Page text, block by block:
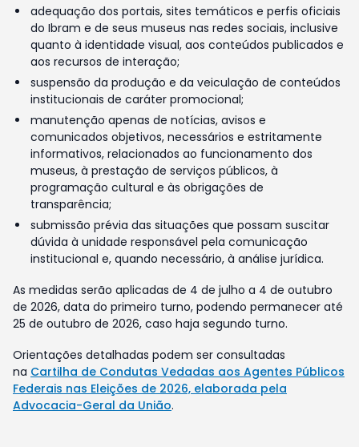
adequação dos portais, sites temáticos e perfis oficiais
do Ibram e de seus museus nas redes sociais, inclusive
quanto à identidade visual, aos conteúdos publicados e
aos recursos de interação;
suspensão da produção e da veiculação de conteúdos
institucionais de caráter promocional;
manutenção apenas de notícias, avisos e
comunicados objetivos, necessários e estritamente
informativos, relacionados ao funcionamento dos
museus, à prestação de serviços públicos, à
programação cultural e às obrigações de
transparência;
submissão prévia das situações que possam suscitar
dúvida à unidade responsável pela comunicação
institucional e, quando necessário, à análise jurídica.
As medidas serão aplicadas de 4 de julho a 4 de outubro
de 2026, data do primeiro turno, podendo permanecer até
25 de outubro de 2026, caso haja segundo turno.
Orientações detalhadas podem ser consultadas
na Cartilha de Condutas Vedadas aos Agentes Públicos
Federais nas Eleições de 2026, elaborada pela
Advocacia-Geral da União.